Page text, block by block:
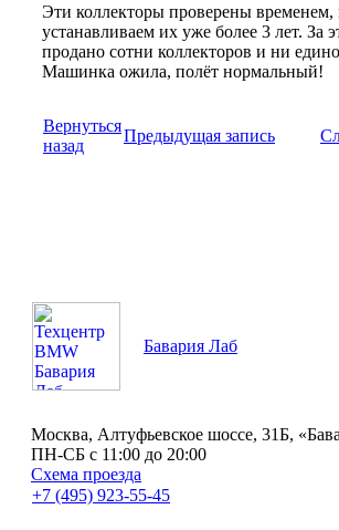
Эти коллекторы проверены
устанавливаем их уже более 3 лет. За
продано сотни коллекторов и ни
Машинка ожила, полёт нормальный!
Вернуться
назад
Предыдущая запись
Бавария Лаб
Москва, Алтуфьевское шоссе, 31Б,
ПН-СБ с 11:00 до 20:00
Схема проезда
+7 (495) 923-55-45